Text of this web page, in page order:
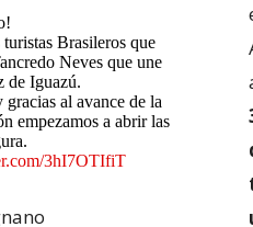
Brasileros que
Neves que une
de Iguazú.
al avance de la
empezamos a abrir las
3hI7OTIfiT